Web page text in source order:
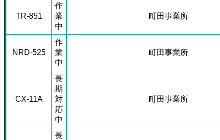
TR-851
作
業
中
町田事業所
NRD-525
作
業
中
町田事業所
CX-11A
長
期
対
応
中
町田事業所
長